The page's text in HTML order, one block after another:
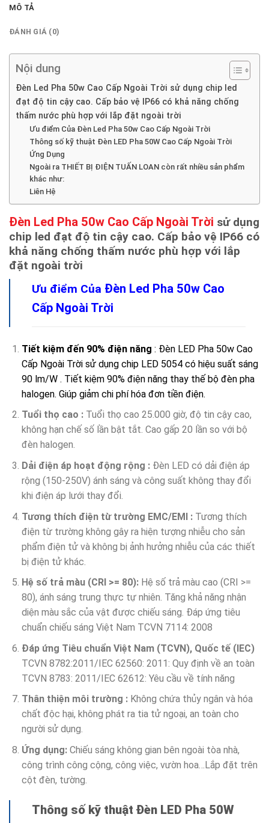
MÔ TẢ
ĐÁNH GIÁ (0)
Nội dung
Đèn Led Pha 50w Cao Cấp Ngoài Trời sử dụng chip led
đạt độ tin cậy cao. Cấp bảo vệ IP66 có khả năng chống
thấm nước phù hợp với lắp đặt ngoài trời
Ưu điểm Của Đèn Led Pha 50w Cao Cấp Ngoài Trời
Thông số kỹ thuật Đèn LED Pha 50W Cao Cấp Ngoài Trời
Ứng Dụng
Ngoài ra THIẾT BỊ ĐIỆN TUẤN LOAN còn rất nhiều sản phẩm
khác như:
Liên Hệ
Đèn Led Pha 50w Cao Cấp Ngoài Trời sử dụng
chip led đạt độ tin cậy cao. Cấp bảo vệ IP66 có
khả năng chống thấm nước phù hợp với lắp
đặt ngoài trời
Ưu điểm Của Đèn Led Pha 50w Cao
Cấp Ngoài Trời
Tiết kiệm đến 90% điện năng : Đèn LED Pha 50w Cao
Cấp Ngoài Trời sử dụng chip LED 5054 có hiệu suất sáng
90 lm/W . Tiết kiệm 90% điện năng thay thế bộ đèn pha
halogen. Giúp giảm chi phí hóa đơn tiền điện.
Tuổi thọ cao : Tuổi thọ cao 25.000 giờ, độ tin cậy cao,
không hạn chế số lần bật tắt. Cao gấp 20 lần so với bộ
đèn halogen.
Dải điện áp hoạt động rộng : Đèn LED có dải điện áp
rộng (150-250V) ánh sáng và công suất không thay đổi
khi điện áp lưới thay đổi.
Tương thích điện từ trường EMC/EMI : Tương thích
điện từ trường không gây ra hiện tượng nhiễu cho sản
phẩm điện tử và không bị ảnh hưởng nhiễu của các thiết
bị điện tử khác.
Hệ số trả màu (CRI >= 80): Hệ số trả màu cao (CRI >=
80), ánh sáng trung thực tự nhiên. Tăng khả năng nhận
diện màu sắc của vật được chiếu sáng. Đáp ứng tiêu
chuẩn chiếu sáng Việt Nam TCVN 7114: 2008
Đáp ứng Tiêu chuẩn Việt Nam (TCVN), Quốc tế (IEC)
TCVN 8782:2011/IEC 62560: 2011: Quy định về an toàn
TCVN 8783: 2011/IEC 62612: Yêu cầu về tính năng
Thân thiện môi trường : Không chứa thủy ngân và hóa
chất độc hại, không phát ra tia tử ngoại, an toàn cho
người sử dụng.
Ứng dụng: Chiếu sáng không gian bên ngoài tòa nhà,
công trình công cộng, công việc, vườn hoa…Lắp đặt trên
cột đèn, tường.
Thông số kỹ thuật Đèn LED Pha 50W